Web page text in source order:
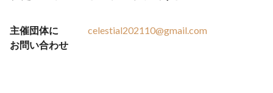
主催団体に
お問い合わせ
celestial202110@gmail.com